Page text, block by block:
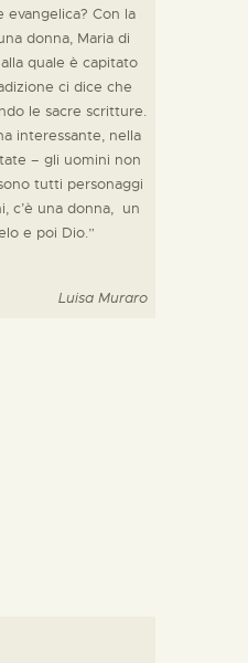
evangelica? Con la
donna, Maria di
quale è capitato
ci dice che
le sacre scritture.
interessante, nella
– gli uomini non
tutti personaggi
c’è una donna, un
e poi Dio.”
Luisa Muraro